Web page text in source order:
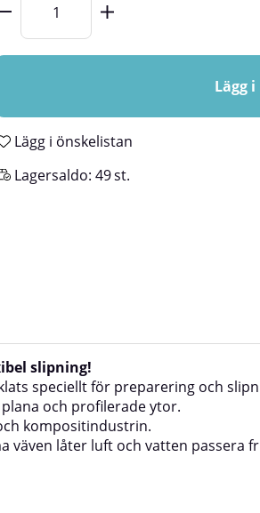
Lägg
Lägg i önskelistan
Lagersaldo: 49st.
slipning!
speciellt för preparering och
och profilerade ytor.
kompositindustrin.
låter luft och vatten passera